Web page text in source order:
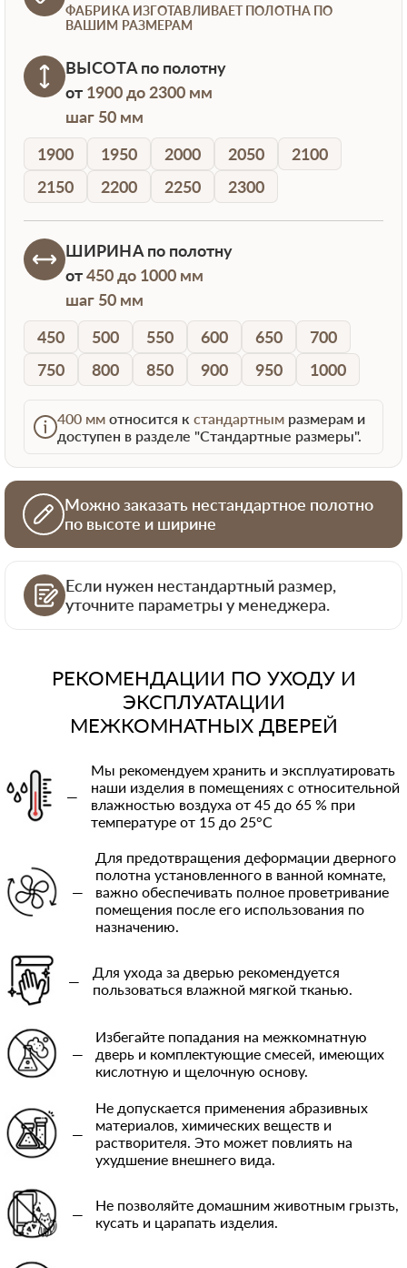
ФАБРИКА ИЗГОТАВЛИВАЕТ ПОЛОТНА ПО
ВАШИМ РАЗМЕРАМ
ВЫСОТАпо полотну
от 1900 до 2300 мм
шаг 50 мм
1900
1950 2000 2050
2100
2150
2200 2250 2300
ШИРИНАпо полотну
от450 до 1000 мм
шаг 50 мм
450
500 550 600 650
700
750
800 850 900 950 1000
400 мм относится к стандартным размерам и
доступен в разделе "Стандартные размеры".
Можно заказать нестандартное полотно
по высоте и ширине
Если нужен нестандартный размер,
уточните параметры у менеджера.
РЕКОМЕНДАЦИИ ПО УХОДУ И
ЭКСПЛУАТАЦИИ
МЕЖКОМНАТНЫХ ДВЕРЕЙ
—
Мы рекомендуем хранить и эксплуатировать
наши изделия в помещениях с относительной
влажностью воздуха от 45 до 65 % при
температуре от 15 до 25°C
—
Для предотвращения деформации дверного
полотна установленного в ванной комнате,
важно обеспечивать полное проветривание
помещения после его использования по
назначению.
—
Для ухода за дверью рекомендуется
пользоваться влажной мягкой тканью.
—
Избегайте попадания на межкомнатную
дверь и комплектующие смесей, имеющих
кислотную и щелочную основу.
—
Не допускается применения абразивных
материалов, химических веществ и
растворителя. Это может повлиять на
ухудшение внешнего вида.
—
Не позволяйте домашним животным грызть,
кусать и царапать изделия.